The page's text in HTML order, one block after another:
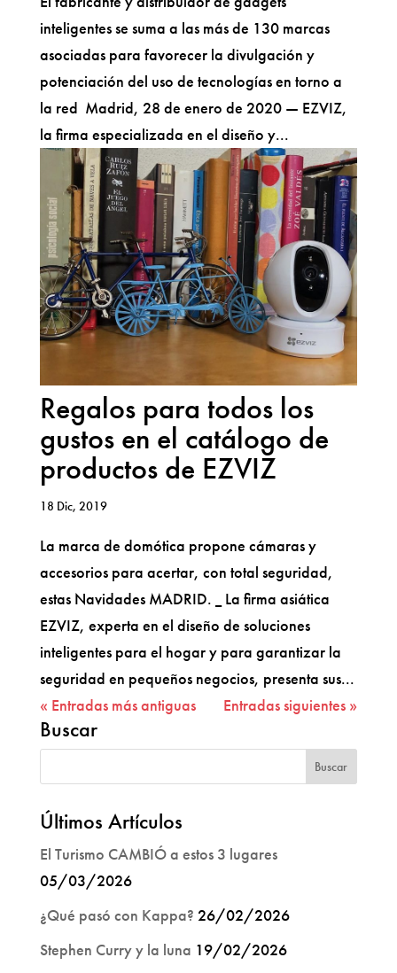
inteligentes se suma a las más de 130 marcas
asociadas para favorecer la divulgación y
potenciación del uso de tecnologías en torno a
la red Madrid, 28 de enero de 2020 — EZVIZ,
la firma especializada en el diseño y...
Regalos para todos los
gustos en el catálogo de
productos de EZVIZ
18 Dic, 2019
La marca de domótica propone cámaras y
accesorios para acertar, con total seguridad,
estas Navidades MADRID. _ La firma asiática
EZVIZ, experta en el diseño de soluciones
inteligentes para el hogar y para garantizar la
seguridad en pequeños negocios, presenta sus...
« Entradas más antiguas
Entradas siguientes »
Buscar
Últimos Artículos
El Turismo CAMBIÓ a estos 3 lugares
05/03/2026
¿Qué pasó con Kappa? 26/02/2026
Stephen Curry y la luna 19/02/2026